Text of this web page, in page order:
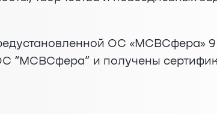
ОС «МСВСфера» 9
“МСВСфера” и получены